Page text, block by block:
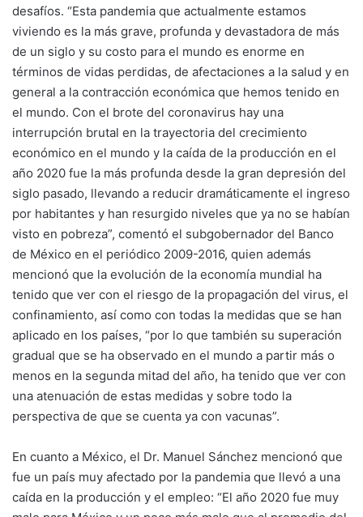
desafíos. “Esta pandemia que actualmente estamos
viviendo es la más grave, profunda y devastadora de más
de un siglo y su costo para el mundo es enorme en
términos de vidas perdidas, de afectaciones a la salud y en
general a la contracción económica que hemos tenido en
el mundo. Con el brote del coronavirus hay una
interrupción brutal en la trayectoria del crecimiento
económico en el mundo y la caída de la producción en el
año 2020 fue la más profunda desde la gran depresión del
siglo pasado, llevando a reducir dramáticamente el ingreso
por habitantes y han resurgido niveles que ya no se habían
visto en pobreza”, comentó el subgobernador del Banco
de México en el periódico 2009-2016, quien además
mencionó que la evolución de la economía mundial ha
tenido que ver con el riesgo de la propagación del virus, el
confinamiento, así como con todas la medidas que se han
aplicado en los países, “por lo que también su superación
gradual que se ha observado en el mundo a partir más o
menos en la segunda mitad del año, ha tenido que ver con
una atenuación de estas medidas y sobre todo la
perspectiva de que se cuenta ya con vacunas”.
En cuanto a México, el Dr. Manuel Sánchez mencionó que
fue un país muy afectado por la pandemia que llevó a una
caída en la producción y el empleo: “El año 2020 fue muy